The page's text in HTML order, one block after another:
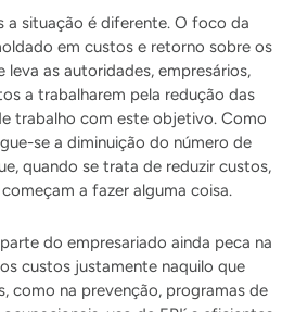
a situação é diferente. O foco da
em custos e retorno sobre os
leva as autoridades, empresários,
a trabalharem pela redução das
trabalho com este objetivo. Como
se a diminuição do número de
quando se trata de reduzir custos,
a fazer alguma coisa.
do empresariado ainda peca na
custos justamente naquilo que
como na prevenção, programas de